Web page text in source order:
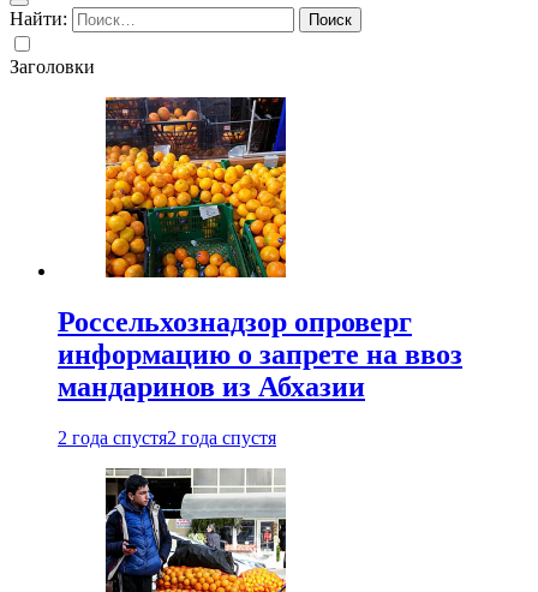
Найти:
Заголовки
Россельхознадзор опроверг
информацию о запрете на ввоз
мандаринов из Абхазии
2 года спустя2 года спустя